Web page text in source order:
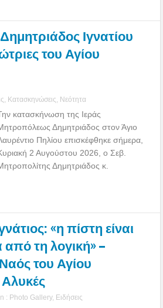
Ιγνατίου
του Αγίου
Κατασκηνώσεις Νεότητα
κατασκήνωση της Ιεράς
Δημητριάδος στον Άγιο
Πηλίου επισκέφθηκε σήμερα,
2 Αυγούστου 2026, ο Σεβ.
Δημητριάδος κ.
«η πίστη είναι
τη λογική» –
του Αγίου
: Photo Gallery, Ειδήσεις